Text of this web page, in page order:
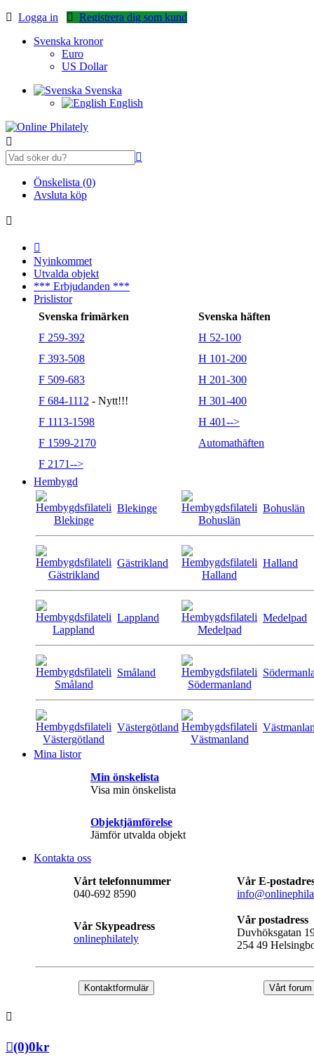
Logga in
Registrera dig som kund
Svenska kronor
Euro
US Dollar
Svenska
English
Önskelista (0)
Avsluta köp
Nyinkommet
Utvalda objekt
*** Erbjudanden ***
Prislistor
Svenska frimärken
Svenska häften
F 259-392
H 52-100
F 393-508
H 101-200
F 509-683
H 201-300
F 684-1112 - Nytt!!!
H 301-400
F 1113-1598
H 401-->
F 1599-2170
Automathäften
F 2171-->
Hembygd
Blekinge Bohuslän
Gästrikland Halland
Lappland Medelpad
Småland
Västergötland
Mina listor
Min önskelista
Visa min önskelista
Objektjämförelse
Jämför utvalda objekt
Kontakta oss
Vårt telefonnummer
040-692 8590
Vår E-
Vår Skypeadress
onlinephilately
Vår postadress
Duvhöksgatan
254 49
Kontaktformulär Vårt forum
(0)0kr